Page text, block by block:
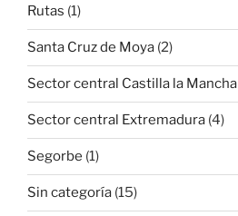
Rutas (1)
Santa Cruz de Moya (2)
Sector central Castilla la Mancha
Sector central Extremadura (4)
Segorbe (1)
Sin categoría (15)